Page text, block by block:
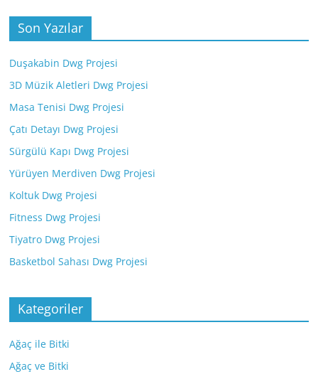
Son Yazılar
Duşakabin Dwg Projesi
3D Müzik Aletleri Dwg Projesi
Masa Tenisi Dwg Projesi
Çatı Detayı Dwg Projesi
Sürgülü Kapı Dwg Projesi
Yürüyen Merdiven Dwg Projesi
Koltuk Dwg Projesi
Fitness Dwg Projesi
Tiyatro Dwg Projesi
Basketbol Sahası Dwg Projesi
Kategoriler
Ağaç ile Bitki
Ağaç ve Bitki